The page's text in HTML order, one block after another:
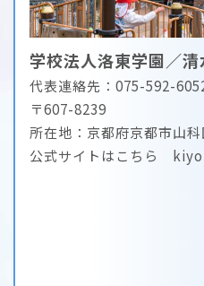
学校法人洛東学園／清
代表連絡先：075-592-
〒607-8239
所在地：京都府京都市山
公式サイトはこちら